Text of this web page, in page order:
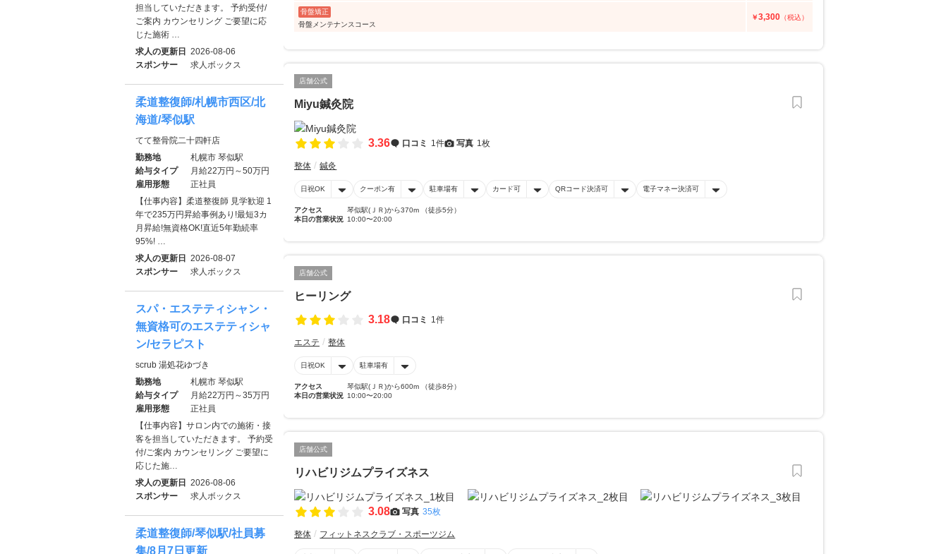
骨盤矯正
骨盤メンテナンスコース
￥3,300 （税込）
店舗公式
Miyu鍼灸院
3.36 口コミ 1件 写真 1枚
整体 鍼灸
日祝OK クーポン有 駐車場有 カード可 QRコード決済可 電子マネー決済可
アクセス
琴似駅(ＪＲ)から370m （徒歩5分）
本日の営業状況 10:00〜20:00
店舗公式
ヒーリング
3.18
口コミ 1件
エステ 整体
日祝OK 駐車場有
アクセス
琴似駅(ＪＲ)から600m （徒歩8分）
本日の営業状況 10:00〜20:00
店舗公式
リハビリジムプライズネス
3.08 写真 35枚
整体 フィットネスクラブ・スポーツジム
担当していただきます。 予約受付/
ご案内 カウンセリング ご要望に応
じた施術 …
求人の更新日 2026-08-06
スポンサー
求人ボックス
柔道整復師/札幌市西区/北
海道/琴似駅
てて整骨院二十四軒店
勤務地
札幌市 琴似駅
給与タイプ
月給22万円～50万円
雇用形態
正社員
【仕事内容】柔道整復師 見学歓迎 1
年で235万円昇給事例あり!最短3カ
月昇給!無資格OK!直近5年勤続率
95%! …
求人の更新日 2026-08-07
スポンサー
求人ボックス
スパ・エステティシャン・
無資格可のエステティシャ
ン/セラピスト
scrub 湯処花ゆづき
勤務地
札幌市 琴似駅
給与タイプ
月給22万円～35万円
雇用形態
正社員
【仕事内容】サロン内での施術・接
客を担当していただきます。 予約受
付/ご案内 カウンセリング ご要望に
応じた施…
求人の更新日 2026-08-06
スポンサー
求人ボックス
柔道整復師/琴似駅/社員募
集/8月7日更新